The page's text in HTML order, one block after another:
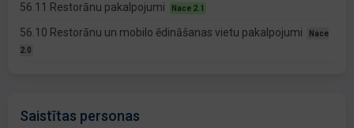
56.11 Restorānu pakalpojumi Nace 2.1
56.10 Restorānu un mobilo ēdināšanas vietu pakalpojumi
Nace
2.0
Saistītas personas